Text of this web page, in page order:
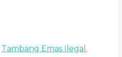
Tambang Emas Ilegal ,